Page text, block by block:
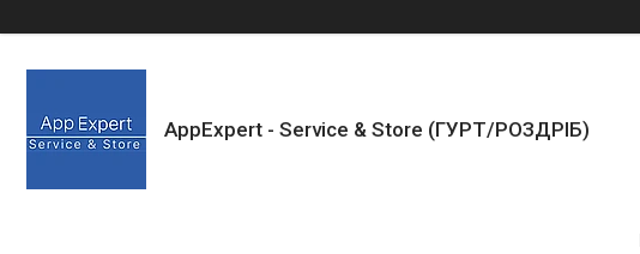
AppExpert - Service & Store (ГУРТ/РОЗДРІБ)